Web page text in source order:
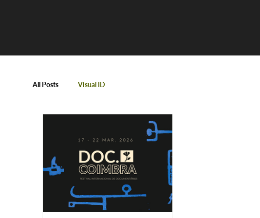
All Posts Visual ID